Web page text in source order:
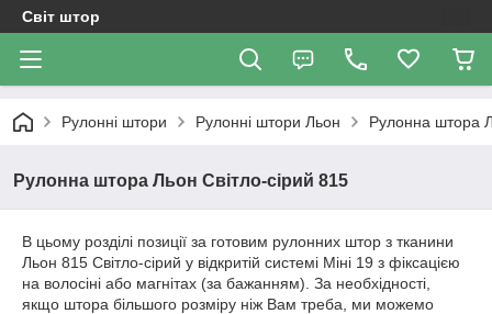
Світ штор
Рулонні штори Рулонні штори Льон Рулонна штора
Рулонна штора Льон Світло-сірий 815
В цьому розділі позиції за готовим рулонних штор з тканини
Льон 815 Світло-сірий у відкритій системі Міні 19 з фіксацією
на волосіні або магнітах (за бажанням). За необхідності,
якщо штора більшого розміру ніж Вам треба, ми можемо